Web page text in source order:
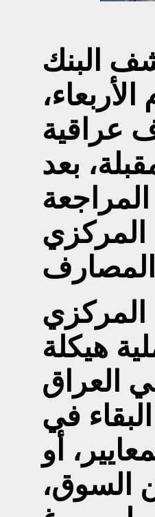
البنك
مصارف عراقية
بعد
المركزي
المركزي
هيكلة
العراق
البقاء في
أو
السوق،